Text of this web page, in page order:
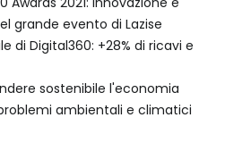
grande evento di Lazise
di Digital360: +28% di ricavi e
sostenibile l'economia
ambientali e climatici